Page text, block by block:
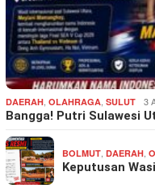
DAERAH OLAHRAGA SULUT 3
Bangga! Putri Sulawesi
BOLMUT DAERAH
Keputusan